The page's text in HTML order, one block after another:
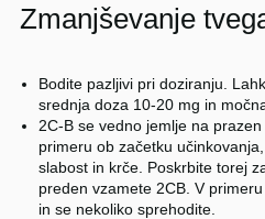
Zmanjševanje
Bodite pazljivi pri doziranju.
srednja doza 10-20 mg in
2C-B se vedno jemlje na
primeru ob začetku
slabost in krče. Poskrbite torej
preden vzamete 2CB. V
in se nekoliko sprehodite.